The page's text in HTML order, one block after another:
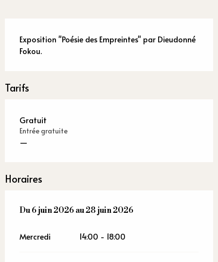
Exposition "Poésie des Empreintes" par Dieudonné
Fokou.
Tarifs
Gratuit
Entrée gratuite
—
Horaires
Du6 juin 2026 au28 juin 2026
Du6 juin 2026 au28 juin 2026
Mercredi 14:00 - 18:00